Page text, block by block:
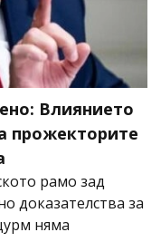
Влиянието
прожекторите
рамо зад
доказателства за
няма